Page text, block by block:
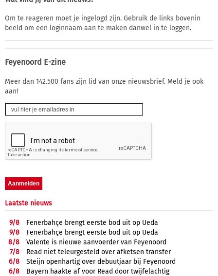
Om te reageren moet je ingelogd zijn. Gebruik de links bovenin
beeld om een loginnaam aan te maken danwel in te loggen.
Feyenoord E-zine
Meer dan 142.500 fans zijn lid van onze nieuwsbrief. Meld je ook
aan!
Laatste nieuws
9/8
Fenerbahçe brengt eerste bod uit op Ueda
9/8
Fenerbahçe brengt eerste bod uit op Ueda
8/8
Valente is nieuwe aanvoerder van Feyenoord
7/8
Read niet teleurgesteld over afketsen transfer
6/8
Steijn openhartig over debuutjaar bij Feyenoord
6/8
Bayern haakte af voor Read door twijfelachtig